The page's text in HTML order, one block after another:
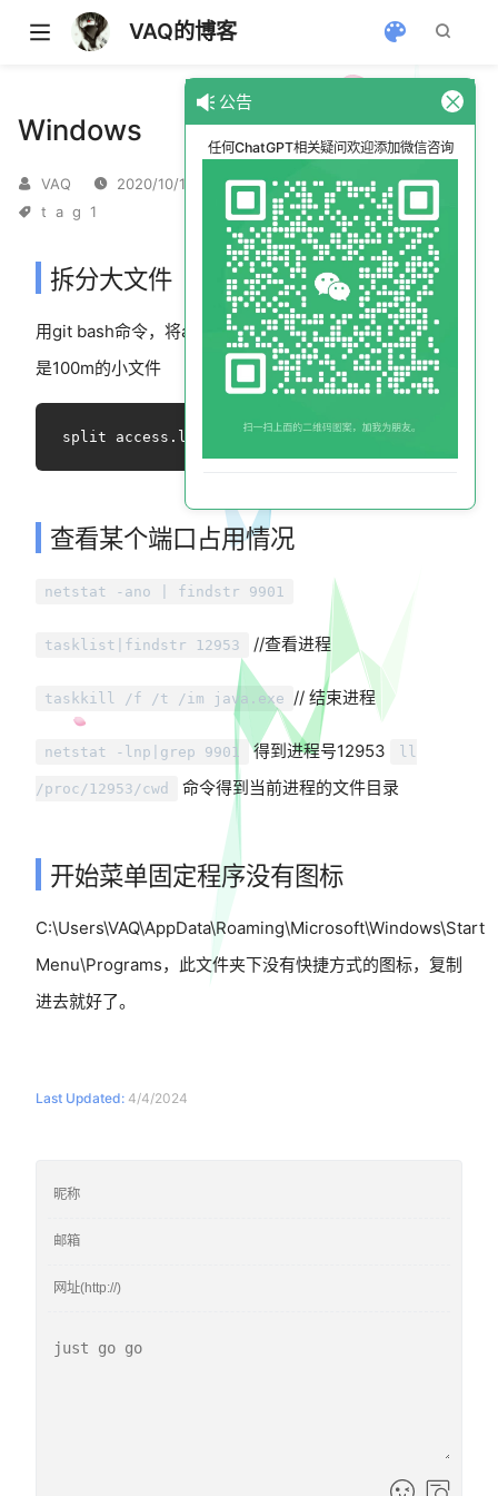
VAQ的博客
Windows
VAQ 2020/10/1
t a g 1
拆分大文件
用git bash命令，将access.log文件拆分成多个每个大小
是100m的小文件
查看某个端口占用情况
netstat -ano | findstr 9901
tasklist|findstr 12953 //查看进程
taskkill /f /t /im java.exe // 结束进程
netstat -lnp|grep 9901 得到进程号12953 ll
/proc/12953/cwd 命令得到当前进程的文件目录
开始菜单固定程序没有图标
C:\Users\VAQ\AppData\Roaming\Microsoft\Windows\Start
Menu\Programs，此文件夹下没有快捷方式的图标，复制
进去就好了。
Last Updated: 4/4/2024
公告
任何ChatGPT相关疑问欢迎添加微信咨询